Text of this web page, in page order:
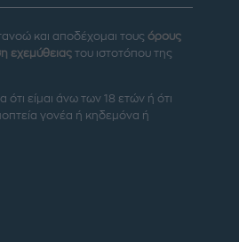
και αποδέχομαι τους όρους
εχεμύθειας του ιστοτόπου της
είμαι άνω των 18 ετών ή ότι
γονέα ή κηδεμόνα ή